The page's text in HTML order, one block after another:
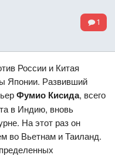
1
России и Китая
Японии. Развивший
Фумио Кисида, всего
в Индию, вновь
На этот раз он
во Вьетнам и Таиланд.